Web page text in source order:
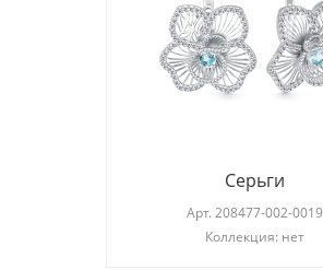
Серьги
Арт. 208477-002-0019
Коллекция: нет